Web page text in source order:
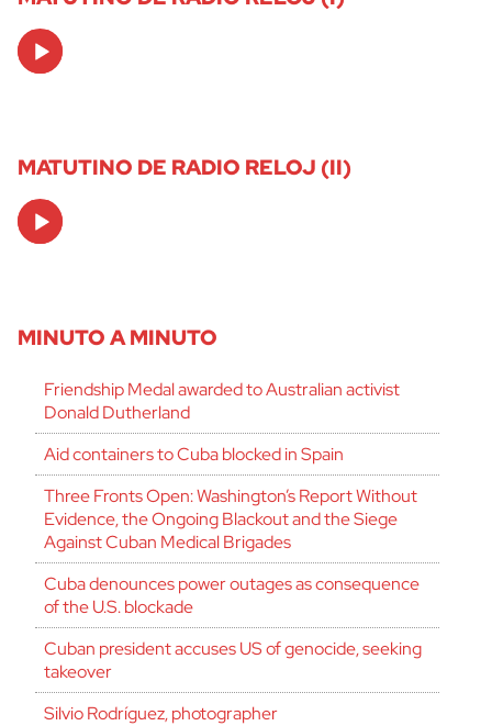
Audio
Player
MATUTINO DE RADIO RELOJ (II)
Audio
Player
MINUTO A MINUTO
Friendship Medal awarded to Australian activist
Donald Dutherland
Aid containers to Cuba blocked in Spain
Three Fronts Open: Washington’s Report Without
Evidence, the Ongoing Blackout and the Siege
Against Cuban Medical Brigades
Cuba denounces power outages as consequence
of the U.S. blockade
Cuban president accuses US of genocide, seeking
takeover
Silvio Rodríguez, photographer